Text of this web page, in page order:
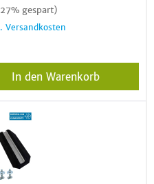
gespart)
Versandkosten
In den Warenkorb